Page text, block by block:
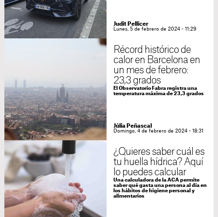
Judit Pellicer
Lunes, 5 de febrero de 2024 - 11:29
Récord histórico de
calor en Barcelona en
un mes de febrero:
23,3 grados
El Observatorio Fabra registra una
temperatura máxima de 23,3 grados
Júlia Peñascal
Domingo, 4 de febrero de 2024 - 18:31
¿Quieres saber cuál es
tu huella hídrica? Aquí
lo puedes calcular
Una calculadora de la ACA permite
saber qué gasta una persona al día en
los hábitos de higiene personal y
alimentarios